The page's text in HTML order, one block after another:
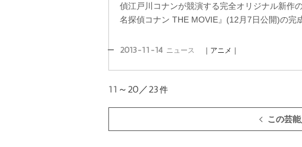
偵江戸川コナンが競演する完全オリジナル新作
名探偵コナン THE MOVIE』(12月7日公開)の完
2013-11-14 ニュース ｜アニメ｜
11～20／23件
この芸